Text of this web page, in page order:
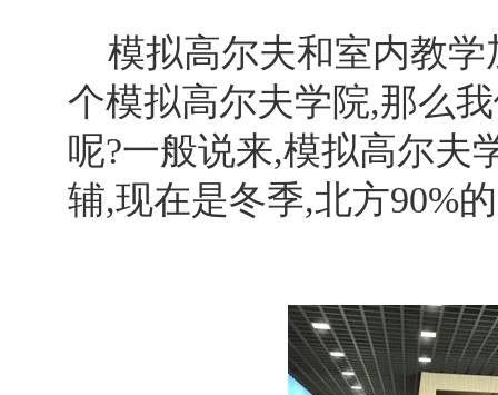
模拟高尔夫和室内教学
个模拟高尔夫学院,那么
呢?一般说来,模拟高尔夫
辅,现在是冬季,北方90%